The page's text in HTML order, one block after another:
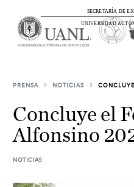
UNIVERSIDAD
SECRETARÍA DE
PRENSA NOTICIAS
Concluye el
Alfonsino
NOTICIAS